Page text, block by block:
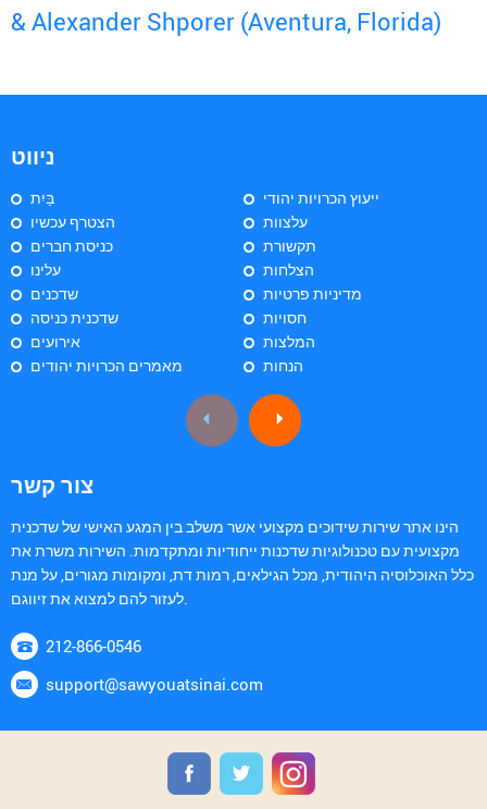
& Alexander Shporer (Aventura, Florida)
ניווט
בַּיִת
הצטרף עכשיו
כניסת חברים
עלינו
שדכנים
שדכנית כניסה
אירועים
מאמרים הכרויות יהודים
ייעוץ הכרויות יהודי
עלצוות
תקשורת
הצלחות
מדיניות פרטיות
חסויות
המלצות
הנחות
צור קשר
הינו אתר שירות שידוכים מקצועי אשר משלב בין המגע האישי של שדכנית
מקצועית עם טכנולוגיות שדכנות ייחודיות ומתקדמות. השירות משרת את
כלל האוכלוסיה היהודית, מכל הגילאים, רמות דת, ומקומות מגורים, על מנת
212-866-0546
support@sawyouatsinai.com